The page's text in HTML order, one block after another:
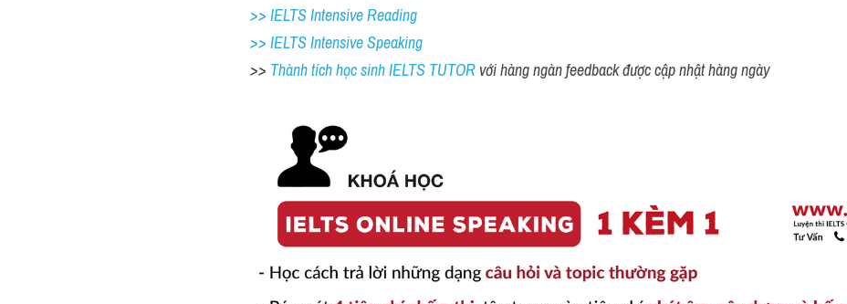
>> IELTS Intensive Reading
>> IELTS Intensive Speaking
>> Thành tích học sinh IELTS TUTOR với hàng ngàn feedback được cập nhật hàng ngày